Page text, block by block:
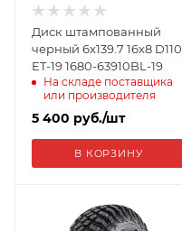
Диск штампованный
черный 6x139.7 16х8 D110
ET-19 1680-63910BL-19
На складе поставщика
или производителя
5 400 руб./шт
В КОРЗИНУ